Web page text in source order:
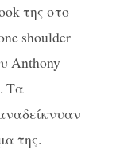
της στο
shoulder
Anthony
Τα
της.